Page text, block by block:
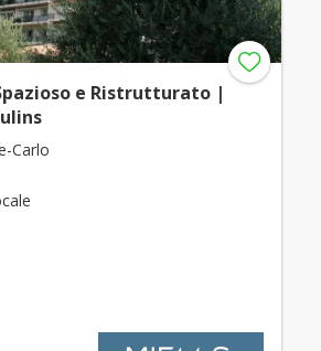
e Ristrutturato |
Carlo